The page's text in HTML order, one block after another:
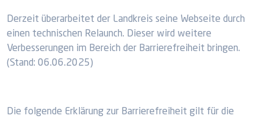
Derzeit überarbeitet der Landkreis seine Webseite durch
einen technischen Relaunch. Dieser wird weitere
Verbesserungen im Bereich der Barrierefreiheit bringen.
(Stand: 06.06.2025)
Die folgende Erklärung zur Barrierefreiheit gilt für die